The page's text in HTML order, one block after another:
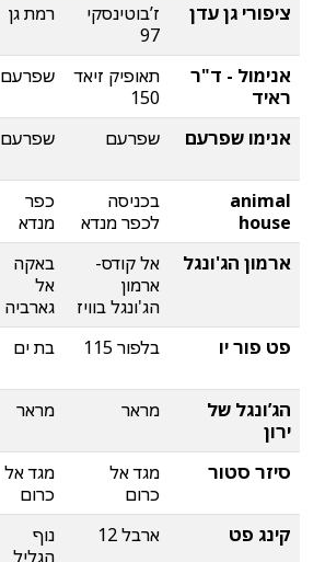
ציפורי גן עדן
ז’בוטינסקי
97
רמת גן
אנימול - ד"ר
ראיד
תאופיק זיאד
150
שפרעם
אנימו שפרעם שפרעם שפרעם
animal
house
בכניסה
לכפר מנדא
כפר
מנדא
ארמון הג'ונגל
אל קודס-
ארמון
הג'ונגל בוויז
באקה
אל
גארביה
פט פור יו בלפור 115 בת ים
הג’ונגל של
ירון
מראר מראר
סיזר סטור
מגד אל
כרום
מגד אל
כרום
קינג פט
ארבל 12
נוף
הגליל